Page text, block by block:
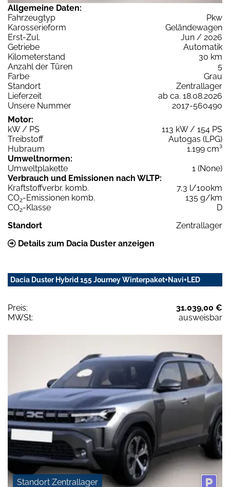
Allgemeine Daten:
Fahrzeugtyp
Pkw
Karosserieform
Geländewagen
Erst-Zul.
Jun / 2026
Getriebe
Automatik
Kilometerstand
30 km
Anzahl der Türen
5
Farbe
Grau
Standort
Zentrallager
Lieferzeit
ab ca. 18.08.2026
Unsere Nummer
2017-560490
Motor:
kW / PS
113 kW / 154 PS
Treibstoff
Autogas (LPG)
Hubraum
1.199 cm³
Umweltnormen:
Umweltplakette
1 (None)
Verbrauch und Emissionen nach WLTP:
Kraftstoffverbr. komb.
7,3 l/100km
CO2-Emissionen komb.
135 g/km
CO2-Klasse
D
Standort
Zentrallager
Details zum Dacia Duster anzeigen
Dacia Duster Hybrid 155 Journey Winterpaket+Navi+LED
Preis:
31.039,00 €
MWSt:
ausweisbar
Standort Zentrallager